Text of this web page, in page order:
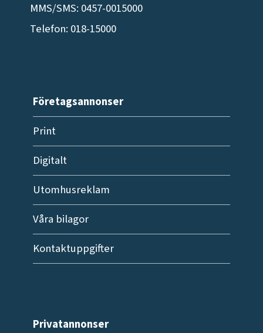
MMS/SMS: 0457-0015000
Telefon: 018-15000
Företagsannonser
Print
Digitalt
Utomhusreklam
Våra bilagor
Kontaktuppgifter
Privatannonser